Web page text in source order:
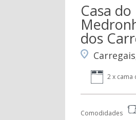
Casa do
dos
2 x cama
Comodidades